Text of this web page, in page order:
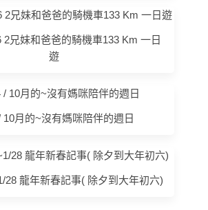
2兄妹和爸爸的騎機車133 Km 一日
遊
10月的~沒有媽咪陪伴的週日
28 龍年新春記事( 除夕到大年初六)